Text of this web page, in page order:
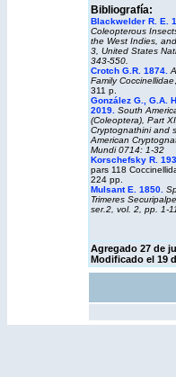
Bibliografía:
Blackwelder R. E.
Coleopterous
the West Indies,
3, United States
343-550.
Crotch G.R. 1874.
Family Coccinellidae
311 p.
González G., G.A.
2019. South
(Coleoptera), Part
Cryptognathini and
American
Mundi 0714: 1-32
Korschefsky R.
pars 118
224 pp.
Mulsant E. 1850.
Trimeres
ser.2, vol. 2, pp. 1-
Agregado 27 de
Modificado el 19